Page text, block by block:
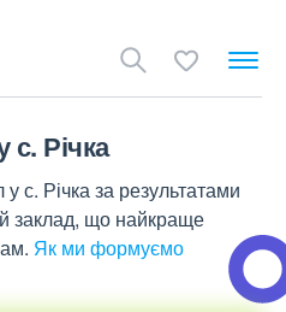
с. Річка
с. Річка за результатами
заклад, що найкраще
Як ми формуємо